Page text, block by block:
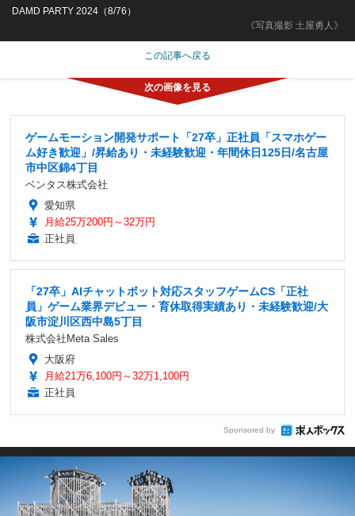
《写真撮影 土屋勇人》
DAMD PARTY 2024（8/76）
この記事へ戻る
ゲームモーション開発サポート「27卒」正社員「スマホゲー
ム好き歓迎」/昇給あり・未経験歓迎・年間休日125日/名古屋
市中区錦4丁目
ベンタス株式会社
愛知県
月給25万200円～32万円
正社員
「27卒」AIチャットボット対応スタッフゲームCS「正社
員」ゲーム業界デビュー・育休取得実績あり・未経験歓迎/大
阪市淀川区西中島5丁目
株式会社Meta Sales
大阪府
月給21万6,100円～32万1,100円
正社員
Sponsored by